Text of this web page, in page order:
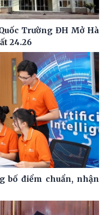
Trường ĐH Mở Hà
24.26
bố điểm chuẩn, nhận